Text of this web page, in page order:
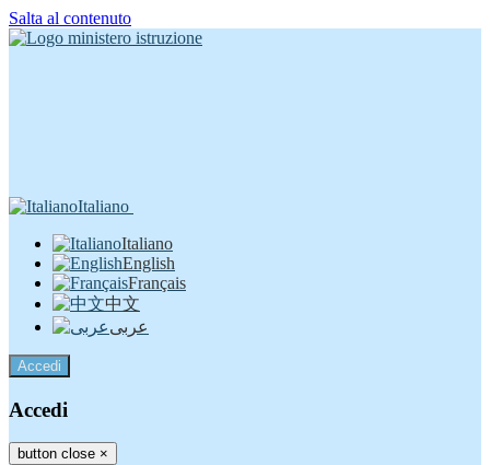
Salta al contenuto
Italiano
Italiano
English
Français
中文
عربى
Accedi
Accedi
button close ×